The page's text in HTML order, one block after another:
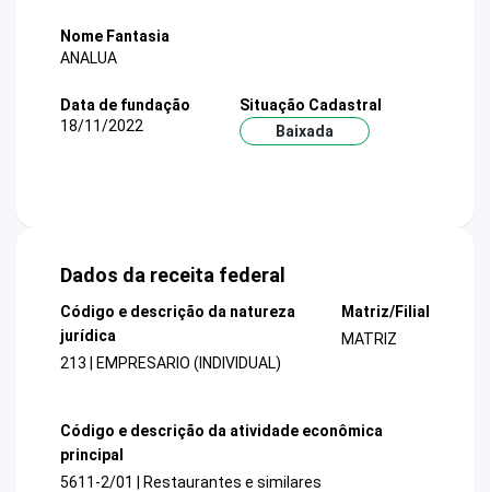
Nome Fantasia
ANALUA
Data de fundação
18/11/2022
Situação Cadastral
Baixada
Dados da receita federal
Código e descrição da natureza
jurídica
213 | EMPRESARIO (INDIVIDUAL)
Matriz/Filial
MATRIZ
Código e descrição da atividade econômica
principal
5611-2/01 | Restaurantes e similares